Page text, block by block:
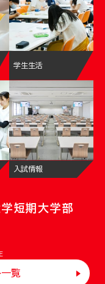
学生生活
入試情報
短期大学部
覧